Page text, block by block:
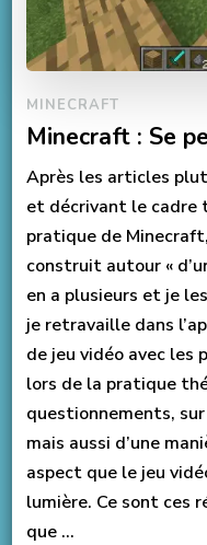
MINECRAFT
Minecraft : Se
Après les articles
et décrivant le cadre
pratique de
construit autour «
en a plusieurs et je
je retravaille dans
de jeu vidéo avec
lors de la pratique
questionnements,
mais aussi d’une
aspect que le jeu
lumière. Ce sont ces
que …